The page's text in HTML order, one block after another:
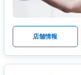
店舗情報